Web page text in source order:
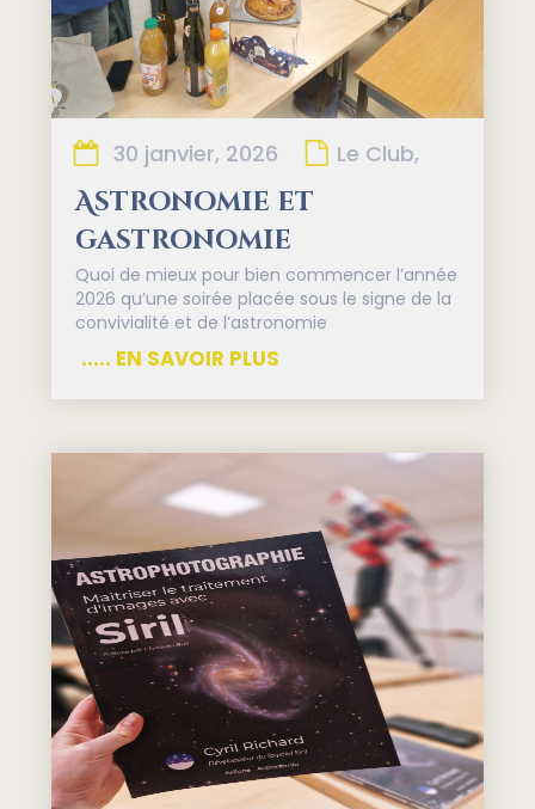
30 janvier, 2026 Le Club,
Astronomie et
gastronomie
Quoi de mieux pour bien commencer l’année
2026 qu’une soirée placée sous le signe de la
convivialité et de l’astronomie
..... EN SAVOIR PLUS